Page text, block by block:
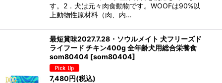
す。2．犬は元々肉食動物です。WOOFは90%以
上動物性原材料（肉、内…
最短賞味2027.7.28・ソウルメイト 犬フリーズド
ライフード チキン400g 全年齢犬用総合栄養食
som80404 [som80404]
7,480円(税込)